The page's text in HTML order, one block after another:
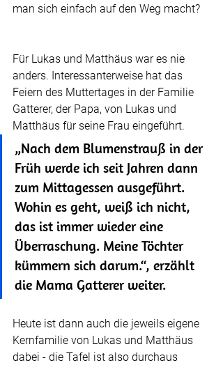
man sich einfach auf den Weg macht?
Für Lukas und Matthäus war es nie
anders. Interessanterweise hat das
Feiern des Muttertages in der Familie
Gatterer, der Papa, von Lukas und
Matthäus für seine Frau eingeführt.
„Nach dem Blumenstrauß in der
Früh werde ich seit Jahren dann
zum Mittagessen ausgeführt.
Wohin es geht, weiß ich nicht,
das ist immer wieder eine
Überraschung. Meine Töchter
kümmern sich darum.“, erzählt
die Mama Gatterer weiter.
Heute ist dann auch die jeweils eigene
Kernfamilie von Lukas und Matthäus
dabei - die Tafel ist also durchaus